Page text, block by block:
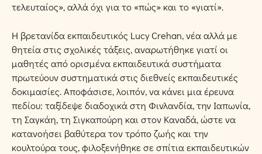
τελευταίος», αλλά όχι για το «πώς» και το «γιατί».
Η βρετανίδα εκπαιδευτικός Lucy Crehan, νέα αλλά με
θητεία στις σχολικές τάξεις, αναρωτήθηκε γιατί οι
μαθητές από ορισμένα εκπαιδευτικά συστήματα
πρωτεύουν συστηματικά στις διεθνείς εκπαιδευτικές
δοκιμασίες. Αποφάσισε, λοιπόν, να κάνει μια έρευνα
πεδίου: ταξίδεψε διαδοχικά στη Φινλανδία, την Ιαπωνία,
τη Σαγκάη, τη Σιγκαπούρη και στον Καναδά, ώστε να
κατανοήσει βαθύτερα τον τρόπο ζωής και την
κουλτούρα τους, φιλοξενήθηκε σε σπίτια εκπαιδευτικών